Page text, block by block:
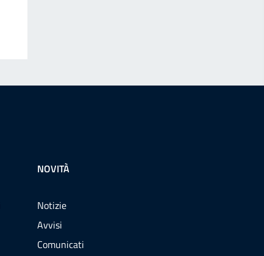
NOVITÀ
Notizie
Avvisi
Comunicati